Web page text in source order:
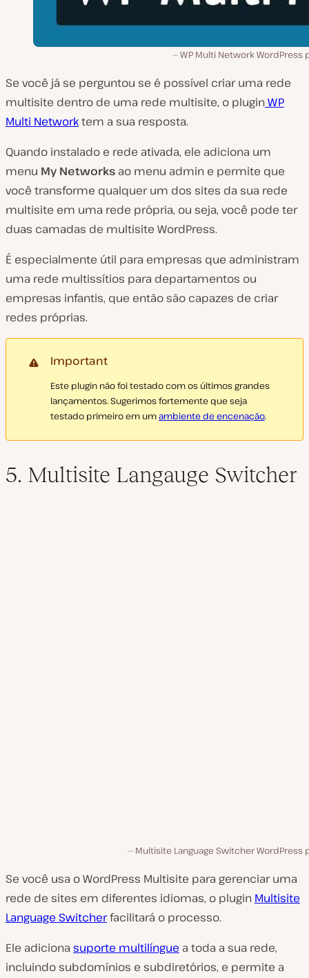
WP Multi Network WordPress
Se você já se perguntou se é possível criar uma rede
multisite dentro de uma rede multisite, o pluginWP
Multi Networktem a sua resposta.
Quando instalado e rede ativada, ele adiciona um
menu My Networks ao menu admin e permite que
você transforme qualquer um dos sites da sua rede
multisite em uma rede própria, ou seja, você pode ter
duas camadas de multisite WordPress.
É especialmente útil para empresas que administram
uma rede multissítios para departamentos ou
empresas infantis, que então são capazes de criar
redes próprias.
Important
Este plugin não foi testado com os últimos grandes
lançamentos. Sugerimos fortemente que seja
testado primeiro em umambiente de encenação.
5. Multisite Langauge Switcher
Multisite Language Switcher WordPress
Se você usa o WordPress Multisite para gerenciar uma
rede de sites em diferentes idiomas, o plugin Multisite
Language Switcherfacilitará o processo.
Ele adiciona suporte multilíngue a toda a sua rede,
incluindo subdomínios e subdiretórios, e permite a